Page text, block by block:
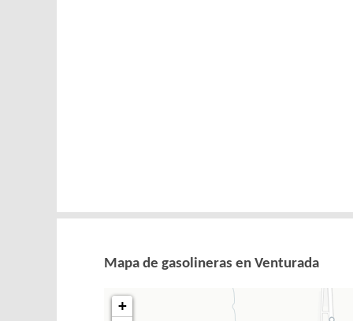
Mapa de gasolineras en Venturada
+